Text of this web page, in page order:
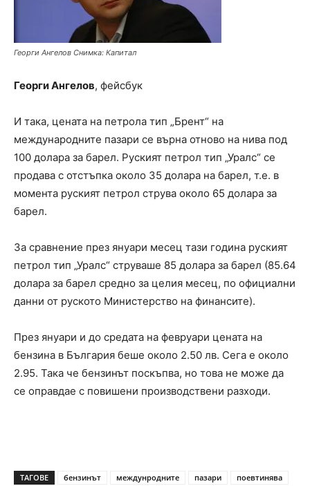
Георги Ангелов Снимка: Капитал
Георги Ангелов, фейсбук
И така, цената на петрола тип „Брент“ на
международните пазари се върна отново на нива под
100 долара за барел. Руският петрол тип „Уралс“ се
продава с отстъпка около 35 долара на барел, т.е. в
момента руският петрол струва около 65 долара за
барел.
За сравнение през януари месец тази година руският
петрол тип „Уралс“ струваше 85 долара за барел (85.64
долара за барел средно за целия месец, по официални
данни от руското Министерство на финансите).
През януари и до средата на февруари цената на
бензина в България беше около 2.50 лв. Сега е около
2.95. Така че бензинът поскъпва, но това не може да
се оправдае с повишени производствени разходи.
ТАГОВЕ бензинът междунродните пазари
поевтинява